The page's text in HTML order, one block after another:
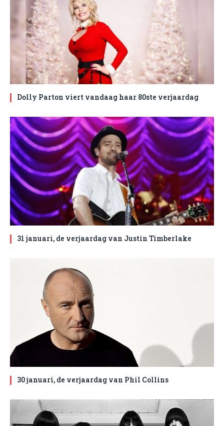
Dolly Parton viert vandaag haar 80ste verjaardag
31 januari, de verjaardag van Justin Timberlake
30 januari, de verjaardag van Phil Collins